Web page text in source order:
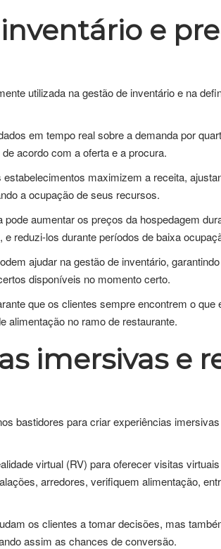
e
utilizada na gestão de inventário e na
em tempo real sobre a demanda por
acordo com a oferta e a procura.
maximizem a receita,
a ocupação de seus recursos.
pode aumentar os preços da hospedagem
reduzi-los durante períodos de baixa
ajudar na gestão de inventário,
disponíveis no momento certo.
que os clientes sempre encontrem o que
alimentação no ramo de restaurante.
imersivas e
bastidores para criar experiências
virtual (RV) para oferecer visitas
arredores, verifiquem alimentação,
os clientes a tomar decisões, mas
assim as chances de conversão.